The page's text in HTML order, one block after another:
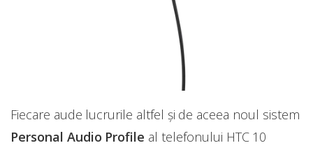
Fiecare aude lucrurile altfel şi de aceea noul sistem
Personal Audio Profile al telefonului HTC 10